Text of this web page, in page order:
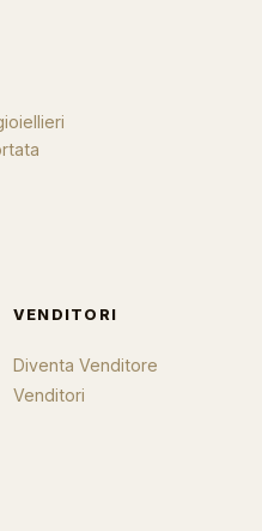
VENDITORI
Diventa Venditore
Venditori